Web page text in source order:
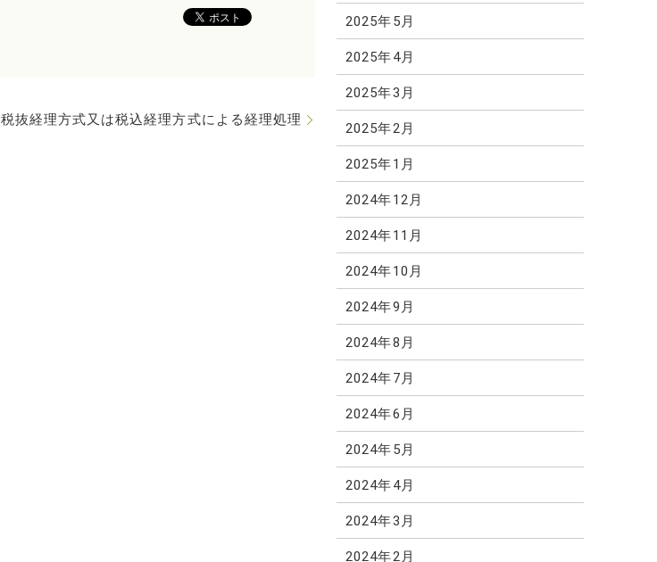
税抜経理方式又は税込経理方式による経理処理
2025年5月
2025年4月
2025年3月
2025年2月
2025年1月
2024年12月
2024年11月
2024年10月
2024年9月
2024年8月
2024年7月
2024年6月
2024年5月
2024年4月
2024年3月
2024年2月